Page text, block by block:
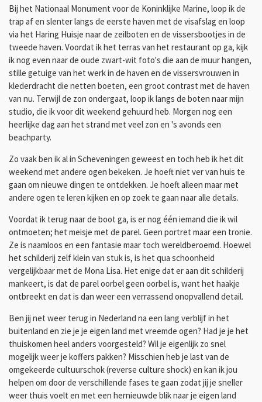
Bij het Nationaal Monument voor de Koninklijke Marine, loop ik de
trap af en slenter langs de eerste haven met de visafslag en loop
via het Haring Huisje naar de zeilboten en de vissersbootjes in de
tweede haven. Voordat ik het terras van het restaurant op ga, kijk
ik nog even naar de oude zwart-wit foto's die aan de muur hangen,
stille getuige van het werk in de haven en de vissersvrouwen in
klederdracht die netten boeten, een groot contrast met de haven
van nu. Terwijl de zon ondergaat, loop ik langs de boten naar mijn
studio, die ik voor dit weekend gehuurd heb. Morgen nog een
heerlijke dag aan het strand met veel zon en 's avonds een
beachparty.
Zo vaak ben ik al in Scheveningen geweest en toch heb ik het dit
weekend met andere ogen bekeken. Je hoeft niet ver van huis te
gaan om nieuwe dingen te ontdekken. Je hoeft alleen maar met
andere ogen te leren kijken en op zoek te gaan naar alle details.
Voordat ik terug naar de boot ga, is er nog één iemand die ik wil
ontmoeten; het meisje met de parel. Geen portret maar een tronie.
Ze is naamloos en een fantasie maar toch wereldberoemd. Hoewel
het schilderij zelf klein van stuk is, is het qua schoonheid
vergelijkbaar met de Mona Lisa. Het enige dat er aan dit schilderij
mankeert, is dat de parel oorbel geen oorbel is, want het haakje
ontbreekt en dat is dan weer een verrassend onopvallend detail.
Ben jij net weer terug in Nederland na een lang verblijf in het
buitenland en zie je je eigen land met vreemde ogen? Had je je het
thuiskomen heel anders voorgesteld? Wil je eigenlijk zo snel
mogelijk weer je koffers pakken? Misschien heb je last van de
omgekeerde cultuurschok (reverse culture shock) en kan ik jou
helpen om door de verschillende fases te gaan zodat jij je sneller
weer thuis voelt en met een hernieuwde blik naar je eigen land